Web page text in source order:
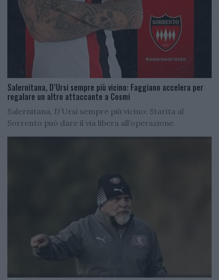
Salernitana, D’Ursi sempre più vicino: Faggiano accelera per
regalare un altro attaccante a Cosmi
Salernitana, D’Ursi sempre più vicino: Starita al
Sorrento può dare il via libera all’operazione